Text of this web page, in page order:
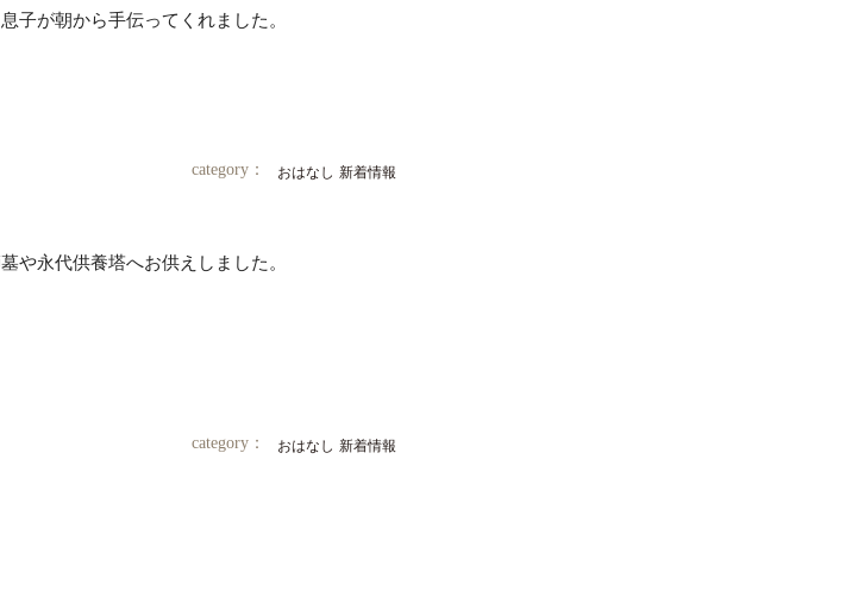
子が朝から手伝ってくれました。
おはなし 新着情報
category：
や永代供養塔へお供えしました。
おはなし 新着情報
category：